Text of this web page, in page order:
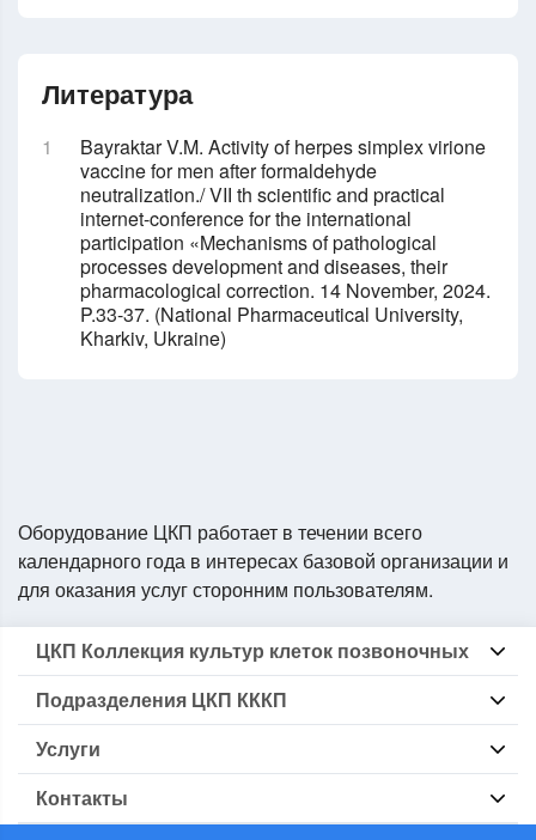
Литература
Bayraktar V.M. Activity of herpes simplex virione
vaccine for men after formaldehyde
neutralization./ VIІ th scientific and practical
internet-conference for the international
participation «Mechanisms of pathological
processes development and diseases, their
pharmacological correction. 14 November, 2024.
P.33-37. (National Pharmaceutical University,
Kharkiv, Ukraine)
Оборудование ЦКП работает в течении всего
календарного года в интересах базовой организации и
для оказания услуг сторонним пользователям.
ЦКП Коллекция культур клеток позвоночных
Информация о ЦКП КККП
Локальные нормативные
Перечень оборудования
Основные направления исследований
Подразделения ЦКП КККП
Группа БКККП
Группа Криокомплекс
Группа Стерилизации
Услуги
Выдача образцов клеточных линий
Депонирование авторских клеточных линий
Наращивание коллекционных клеточных линий под заказ
Контакты
194 064